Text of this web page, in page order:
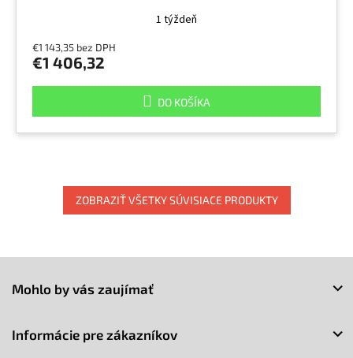
1 týždeň
€1 143,35 bez DPH
€1 406,32
DO KOŠÍKA
ZOBRAZIŤ VŠETKY SÚVISIACE PRODUKTY
Mohlo by vás zaujímať
Informácie pre zákazníkov